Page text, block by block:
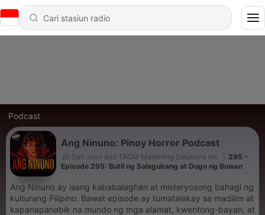
Podcast
Ang Ninuno: Pinoy Horror Podcast
JD San Juan and TAGM Marketing Solutions Inc.
295 -
Episode 295: Butil ng Salagubang at Dugo ng Buwan
Ang Ninuno ay isang kababalaghan at misteryosong bahagi ng
kulturang Pilipino. Bawat episode ay tumatalakay sa madilim at
kapanapanabik na mundo ng mga alamat, kwentong-bayan, at